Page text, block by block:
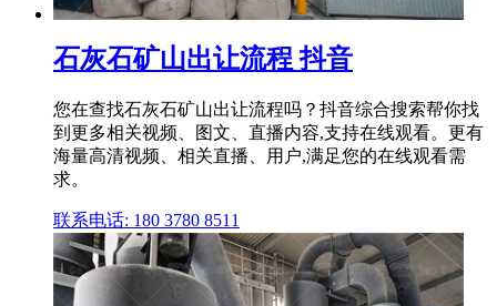
石灰石矿山出让流程 抖音
您在查找石灰石矿山出让流程吗？抖音综合搜索帮你找
到更多相关视频、图文、直播内容,支持在线观看。更有
海量高清视频、相关直播、用户,满足您的在线观看需
求。
联系电话: 180 3780 8511